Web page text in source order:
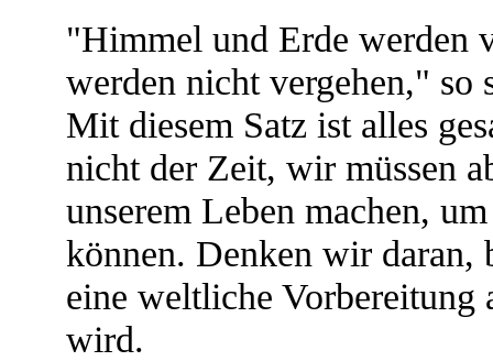
"Himmel und Erde werden
werden nicht vergehen," so
Mit diesem Satz ist alles
nicht der Zeit, wir müssen
unserem Leben machen,
können. Denken wir daran,
eine weltliche Vorbereitung
wird.